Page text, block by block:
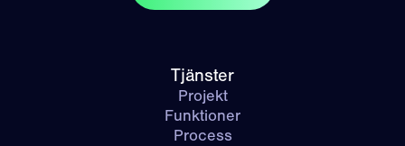
Tjänster
Projekt
Funktioner
Process